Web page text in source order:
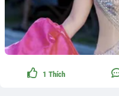
1 Thích